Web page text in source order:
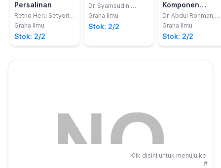
Persalinan
Retno Heru Setyorini,
S.ST., Keb., MPH
Graha Ilmu
Stok: 2/2
Dr. Syamsudin,
M.Biomed, Apt.
Graha Ilmu
Stok: 2/2
Komponen
Makanan
Dr. Abdul Rohman,
M.Si., Apt
Graha Ilmu
Stok: 2/2
Klik disini untuk menuju ke:
#